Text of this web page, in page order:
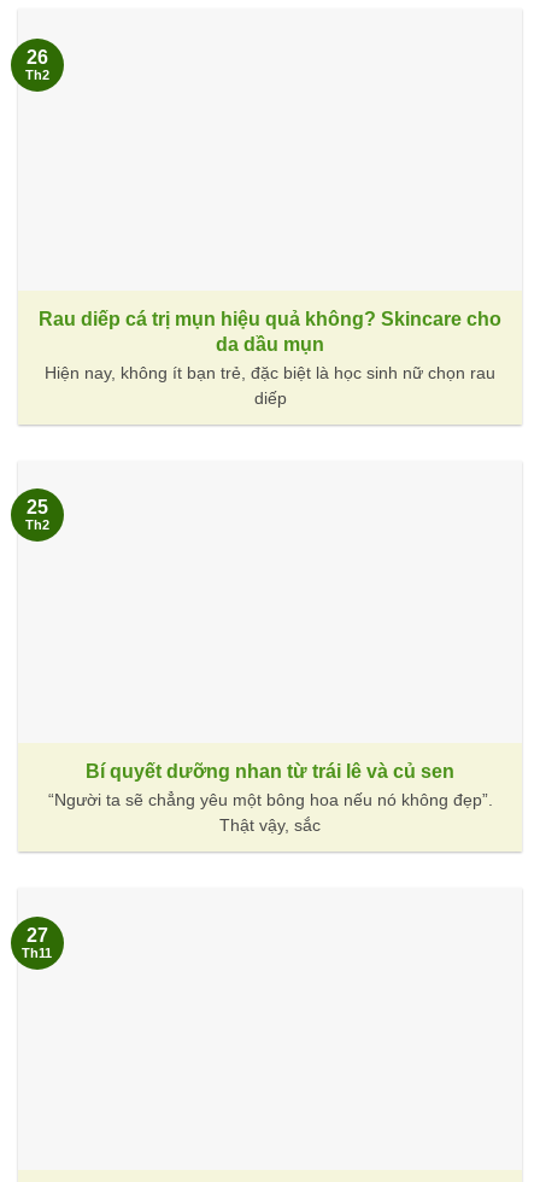
Rau diếp cá trị mụn hiệu quả không? Skincare cho
da dầu mụn
Hiện nay, không ít bạn trẻ, đặc biệt là học sinh nữ chọn rau
diếp
26
Th2
Bí quyết dưỡng nhan từ trái lê và củ sen
“Người ta sẽ chẳng yêu một bông hoa nếu nó không đẹp”.
Thật vậy, sắc
25
Th2
27
Th11